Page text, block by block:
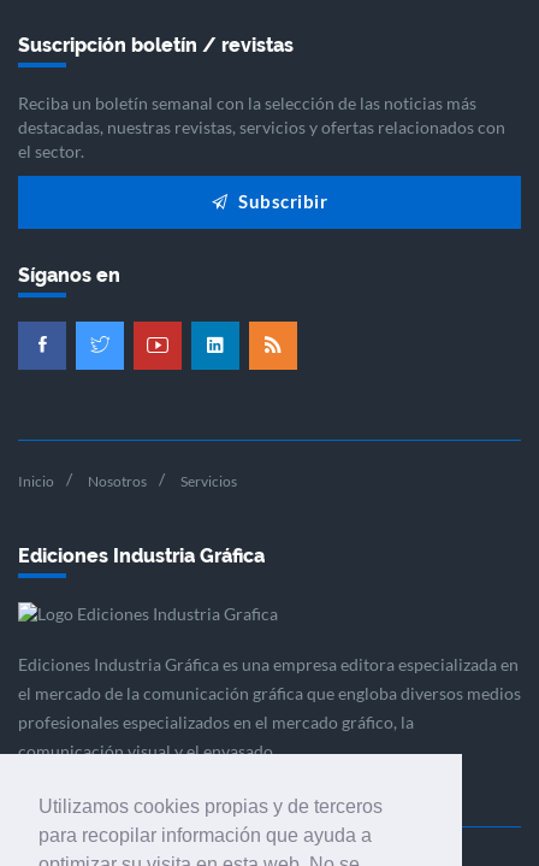
Utilizamos cookies propias y de terceros
para recopilar información que ayuda a
Suscripción boletín / revistas
Reciba un boletín semanal con la selección de las noticias más
destacadas, nuestras revistas, servicios y ofertas relacionados con
el sector.
Subscribir
Síganos en
Inicio Nosotros Servicios
Ediciones Industria Gráfica
Ediciones Industria Gráfica es una empresa editora especializada en
el mercado de la comunicación gráfica que engloba diversos medios
profesionales especializados en el mercado gráfico, la
comunicación visual y el envasado.